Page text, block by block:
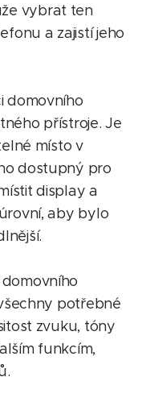
vybrat ten
a zajistí jeho
domovního
přístroje. Je
místo v
dostupný pro
display a
aby bylo
potřebné
zvuku, tóny
funkcím,